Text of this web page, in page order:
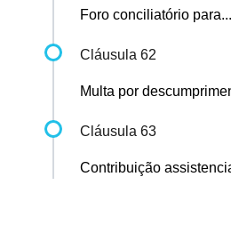
Foro conciliatório para...
Cláusula 62
Multa por
Cláusula 63
Contribuição